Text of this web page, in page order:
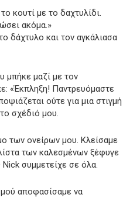
κουτί με το δαχτυλίδι.
ακόμα.»
δάχτυλο και τον αγκάλιασα
μπήκε μαζί με τον
«Έκπληξη! Παντρευόμαστε
ούτε για μια στιγμή
σχέδιό μου.
των ονείρων μου. Κλείσαμε
των καλεσμένων ξέφυγε
συμμετείχε σε όλα.
αποφασίσαμε να